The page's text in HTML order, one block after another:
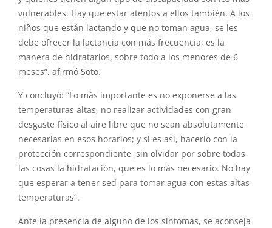
vulnerables. Hay que estar atentos a ellos también. A los
niños que están lactando y que no toman agua, se les
debe ofrecer la lactancia con más frecuencia; es la
manera de hidratarlos, sobre todo a los menores de 6
meses”, afirmó Soto.
Y concluyó: “Lo más importante es no exponerse a las
temperaturas altas, no realizar actividades con gran
desgaste físico al aire libre que no sean absolutamente
necesarias en esos horarios; y si es así, hacerlo con la
protección correspondiente, sin olvidar por sobre todas
las cosas la hidratación, que es lo más necesario. No hay
que esperar a tener sed para tomar agua con estas altas
temperaturas”.
Ante la presencia de alguno de los síntomas, se aconseja